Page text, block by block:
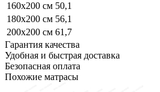
160x200 см 50,1
180x200 см 56,1
200x200 см 61,7
Гарантия качества
Удобная и быстрая доставка
Безопасная оплата
Похожие матрасы